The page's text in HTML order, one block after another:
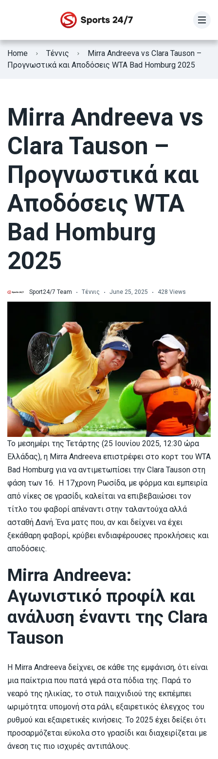
Home Τέννις
Mirra Andreeva vs Clara Tauson –
Προγνωστικά και Αποδόσεις WTA Bad Homburg 2025
Mirra Andreeva vs
Clara Tauson –
Προγνωστικά και
Αποδόσεις WTA
Bad Homburg
2025
Sport24/7 Team Τέννις June 25, 2025 428 Views
Το μεσημέρι της Τετάρτης (25 Ιουνίου 2025, 12:30 ώρα
Ελλάδας), η Mirra Andreeva επιστρέφει στο κορτ του WTA
Bad Homburg για να αντιμετωπίσει την Clara Tauson στη
φάση των 16. Η 17χρονη Ρωσίδα, με φόρμα και εμπειρία
από νίκες σε γρασίδι, καλείται να επιβεβαιώσει τον
τίτλο του φαβορί απέναντι στην ταλαντούχα αλλά
ασταθή Δανή. Ένα ματς που, αν και δείχνει να έχει
ξεκάθαρη φαβορί, κρύβει ενδιαφέρουσες προκλήσεις και
αποδόσεις.
Mirra Andreeva:
Αγωνιστικό προφίλ και
ανάλυση έναντι της Clara
Tauson
Η Mirra Andreeva δείχνει, σε κάθε της εμφάνιση, ότι είναι
μια παίκτρια που πατά γερά στα πόδια της. Παρά το
νεαρό της ηλικίας, το στυλ παιχνιδιού της εκπέμπει
ωριμότητα: υπομονή στα ράλι, εξαιρετικός έλεγχος του
ρυθμού και εξαιρετικές κινήσεις. Το 2025 έχει δείξει ότι
προσαρμόζεται εύκολα στο γρασίδι και διαχειρίζεται με
άνεση τις πιο ισχυρές αντιπάλους.
SUPER LEAGUE 2
Κύπελλο Ελλάδας
ΕΘΝΙΚΗ ΕΛΛΑΔΟΣ